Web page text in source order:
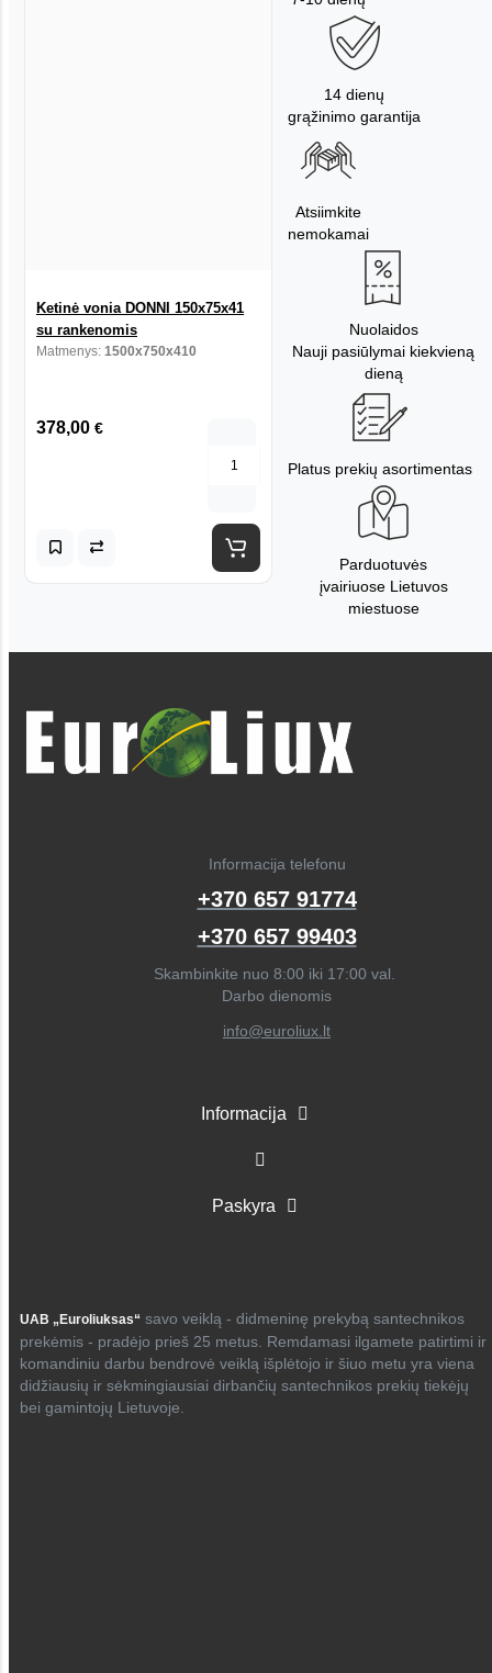
Ketinė vonia DONNI 150x75x41
su rankenomis
Matmenys: 1500x750x410
378,00 €
14 dienų
grąžinimo garantija
Atsiimkite
nemokamai
Nuolaidos
Nauji pasiūlymai kiekvieną
dieną
Platus prekių asortimentas
Parduotuvės
įvairiuose Lietuvos
miestuose
Informacija telefonu
+370 657 91774
+370 657 99403
Skambinkite nuo 8:00 iki 17:00 val.
Darbo dienomis
info@euroliux.lt
Informacija
Paskyra
UAB „Euroliuksas“ savo veiklą - didmeninę prekybą santechnikos
prekėmis - pradėjo prieš 25 metus. Remdamasi ilgamete patirtimi ir
komandiniu darbu bendrovė veiklą išplėtojo ir šiuo metu yra viena
didžiausių ir sėkmingiausiai dirbančių santechnikos prekių tiekėjų
bei gamintojų Lietuvoje.